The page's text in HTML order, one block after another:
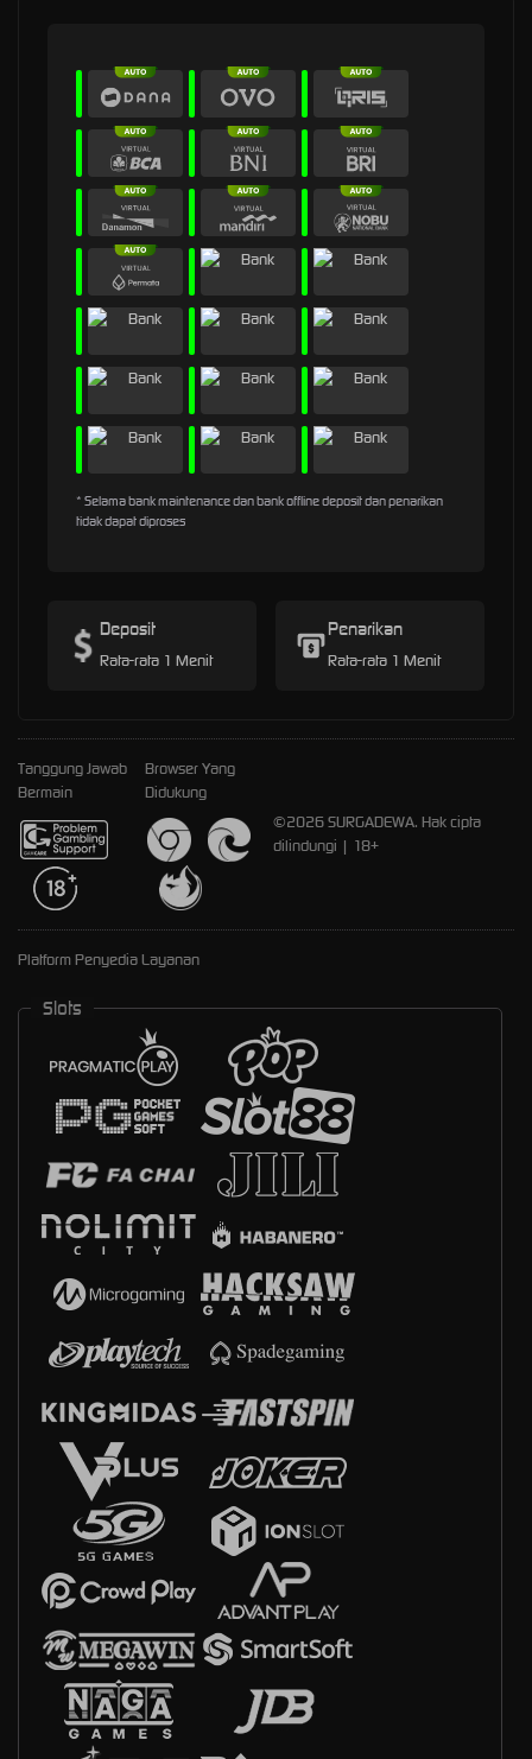
* Selama bank maintenance dan bank offline deposit dan penarikan
tidak dapat diproses
Deposit
Rata-rata 1 Menit
Penarikan
Rata-rata 1 Menit
Tanggung Jawab
Bermain
Browser Yang
Didukung
©2026 SURGADEWA. Hak cipta
dilindungi | 18+
Platform Penyedia Layanan
Slots